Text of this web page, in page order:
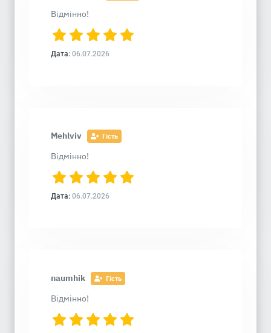
Відмінно!
Дата: 06.07.2026
Mehlviv Гість
Відмінно!
Дата: 06.07.2026
naumhik Гість
Відмінно!